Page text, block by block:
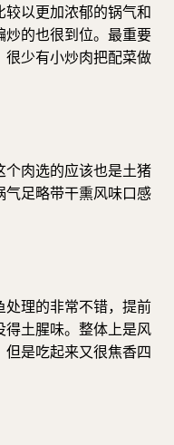
以更加浓郁的锅气和
炒的也很到位。最重要
很少有小炒肉把配菜做
肉选的应该也是土猪
气足略带干熏风味口感
理的非常不错，提前
得土腥味。整体上是风
是吃起来又很焦香四